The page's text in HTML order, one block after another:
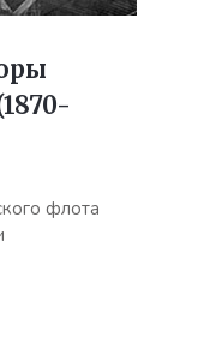
флота